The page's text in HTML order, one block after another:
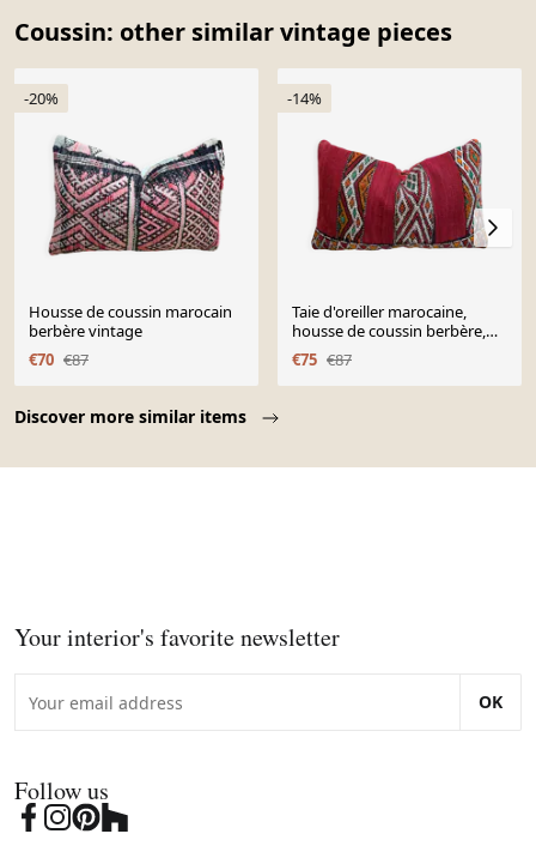
Coussin: other similar vintage pieces
Discover more similar items
-20%
Housse de coussin marocain
berbère vintage
€70 €87
-14%
Taie d'oreiller marocaine,
housse de coussin berbère,
taie d'oreiller tissé
€75 €87
Your interior's favorite newsletter
OK
Follow us